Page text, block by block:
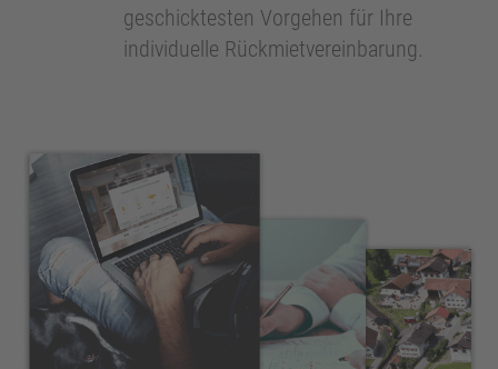
geschicktesten Vorgehen für Ihre
individuelle Rückmietvereinbarung.